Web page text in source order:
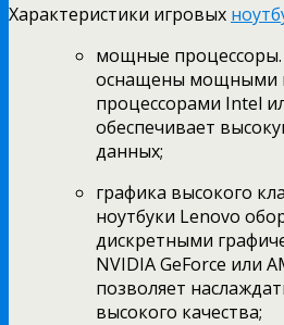
Характеристики игровых
мощные процессоры.
оснащены мощными
процессорами Intel
обеспечивает
данных;
графика высокого
ноутбуки Lenovo
дискретными
NVIDIA GeForce или
позволяет
высокого качества;